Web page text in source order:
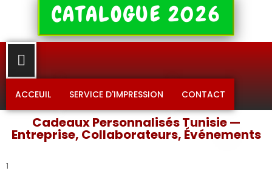
CATALOGUE 2026
ACCEUIL SERVICE D'IMPRESSION CONTACT
Cadeaux Personnalisés Tunisie —
Entreprise, Collaborateurs, Événements
1